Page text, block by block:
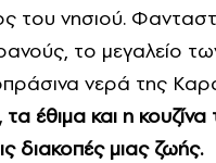
του νησιού.
το μεγαλείο
νερά της
έθιμα και η
διακοπές μιας ζωής.